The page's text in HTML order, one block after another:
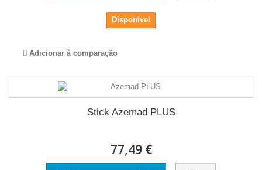
Disponível
Adicionar à comparação
Stick Azemad PLUS
77,49 €